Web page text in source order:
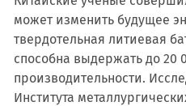
может изменить будущее
твердотельная литиевая
способна выдержать до 20
производительности.
Института